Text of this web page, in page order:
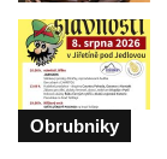
Obrubniky